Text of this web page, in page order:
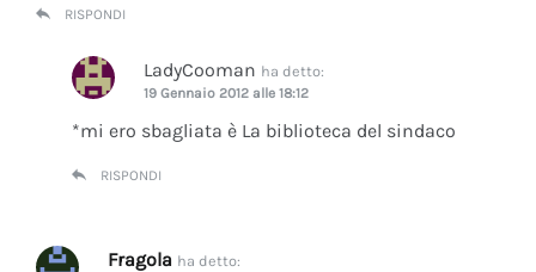
RISPONDI
LadyCooman ha detto:
19 Gennaio 2012 alle 18:12
*mi ero sbagliata è La biblioteca del sindaco
RISPONDI
Fragola ha detto: